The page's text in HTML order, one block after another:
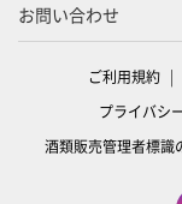
お問い合わせ
ご利用規約
プライバシ
酒類販売管理者標識